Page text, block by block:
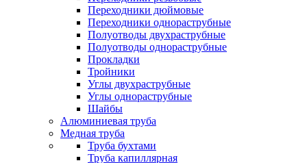
Переходники дюймовые
Переходники однораструбные
Полуотводы двухраструбные
Полуотводы однораструбные
Прокладки
Тройники
Углы двухраструбные
Углы однораструбные
Шайбы
Алюминиевая труба
Медная труба
Труба бухтами
Труба капиллярная